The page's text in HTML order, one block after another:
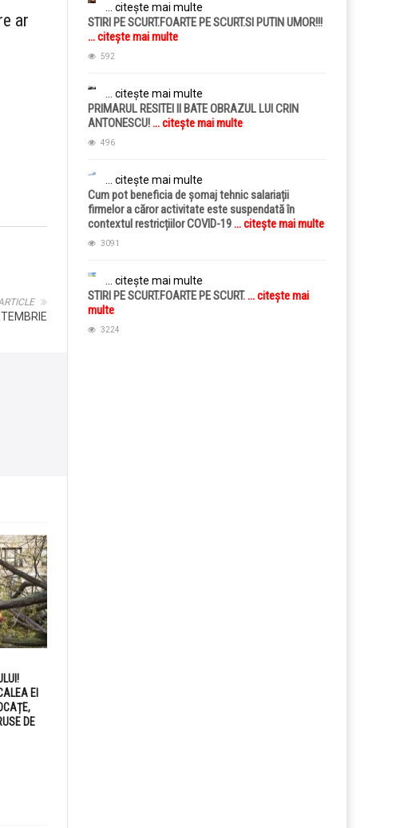
ar
EI
DE
... citește mai multe
STIRI PE SCURT.FOARTE PE SCURT.SI PUTIN UMOR!!!
... citește mai multe
592
... citește mai multe
PRIMARUL RESITEI II BATE OBRAZUL LUI CRIN
ANTONESCU!... citește mai multe
496
... citește mai multe
Cum pot beneficia de șomaj tehnic salariații
firmelor a căror activitate este suspendată în
contextul restricțiilor COVID-19... citește mai multe
3091
... citește mai multe
STIRI PE SCURT.FOARTE PE SCURT.... citește mai
multe
3224